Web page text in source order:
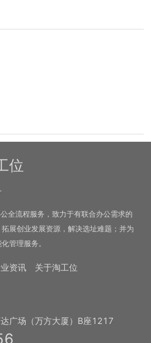
位
全流程服务，致力于有联合办公需求的
展创业发展资源，解决选址难题；并为
管理服务。
资讯 关于淘工位
广场（万方大厦）B座1217